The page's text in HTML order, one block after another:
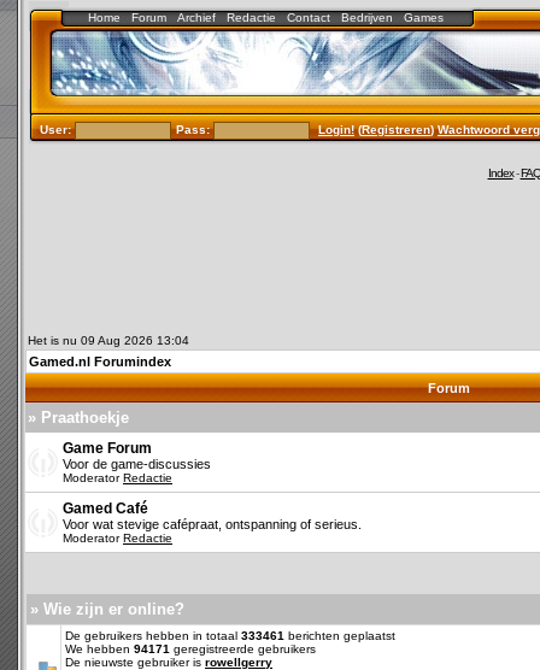
Home Forum Archief Redactie Contact Bedrijven Games
User: Pass: Login!(Registreren)Wachtwoord
Index-FAQ
Het is nu 09 Aug 2026 13:04
Gamed.nl Forumindex
Forum
» Praathoekje
Game Forum
Voor de game-discussies
ModeratorRedactie
Gamed Café
Voor wat stevige cafépraat, ontspanning of serieus.
ModeratorRedactie
» Wie zijn er online?
De gebruikers hebben in totaal 333461 berichten geplaatst
We hebben 94171 geregistreerde gebruikers
De nieuwste gebruiker is rowellgerry